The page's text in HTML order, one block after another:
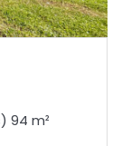
Maison 4 pièce(s) 3 chambre(s) 94 m²